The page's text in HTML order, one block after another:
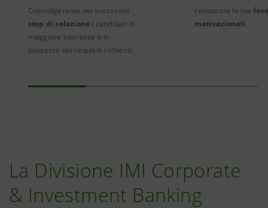
Coinvolgeremo nei successivi
step di selezione i candidati di
maggiore interesse e in
possesso dei requisiti richiesti.
conoscere le tue
motivazionali.
La Divisione IMI Corporate
& Investment Banking